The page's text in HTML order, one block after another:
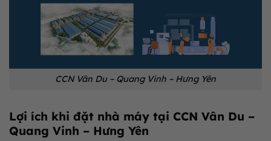
CCN Vân Du – Quang Vinh – Hưng Yên
Lợi ích khi đặt nhà máy tại CCN Vân Du –
Quang Vinh – Hưng Yên